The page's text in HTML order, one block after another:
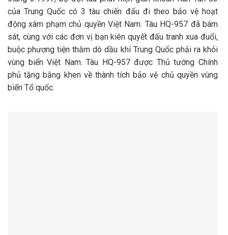
của Trung Quốc có 3 tàu chiến đấu đi theo bảo vệ hoạt
động xâm phạm chủ quyền Việt Nam. Tàu HQ-957 đã bám
sát, cùng với các đơn vị bạn kiên quyết đấu tranh xua đuổi,
buộc phương tiện thăm dò dầu khí Trung Quốc phải ra khỏi
vùng biển Việt Nam. Tàu HQ-957 được Thủ tướng Chính
phủ tặng bằng khen về thành tích bảo vệ chủ quyền vùng
biển Tổ quốc.